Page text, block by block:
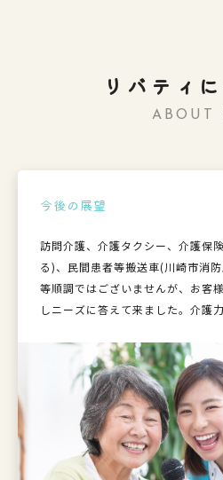
リバティ
ABOUT
今後の展望
訪問介護、介護タクシー、介護保
る)、民間患者等搬送車(川崎市消
等順調ではございませんが、お客
しニーズに答えて来ました。介護
イブリット型訪問介護の事業所を
と思っています。
代表社員あいさつ
“ケアステーション リバティ”代
た たかお）です。
当施設は自由に働けて、ご利用者
きる施設を目指して立ち上げまし
い方も働きやすいアットホームな
す。介護タクシー、介護保険タク
様々な職種を選べます。
もちろん未経験の方でも登録ヘル
くことができるように、先輩スタ
ます。
今後の展望
訪問介護、介護タクシー、介護保
る)、民間患者等搬送車(川崎市消
等順調ではございませんが、お客
しニーズに答えて来ました。介護
イブリット型訪問介護の事業所を
と思っています。
代表社員あいさつ
“ケアステーション リバティ”代
た たかお）です。
当施設は自由に働けて、ご利用者
きる施設を目指して立ち上げまし
い方も働きやすいアットホームな
す。介護タクシー、介護保険タク
様々な職種を選べます。
もちろん未経験の方でも登録ヘル
くことができるように、先輩スタ
ます。